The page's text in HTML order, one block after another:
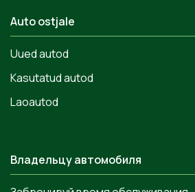
Auto ostjale
Uued autod
Kasutatud autod
Laoautod
Владельцу автомобиля